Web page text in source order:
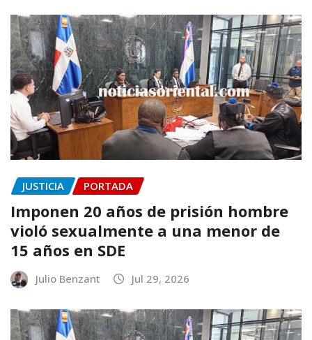
JUSTICIA PORTADA
Imponen 20 años de prisión hombre
violó sexualmente a una menor de
15 años en SDE
Julio Benzant Jul 29, 2026